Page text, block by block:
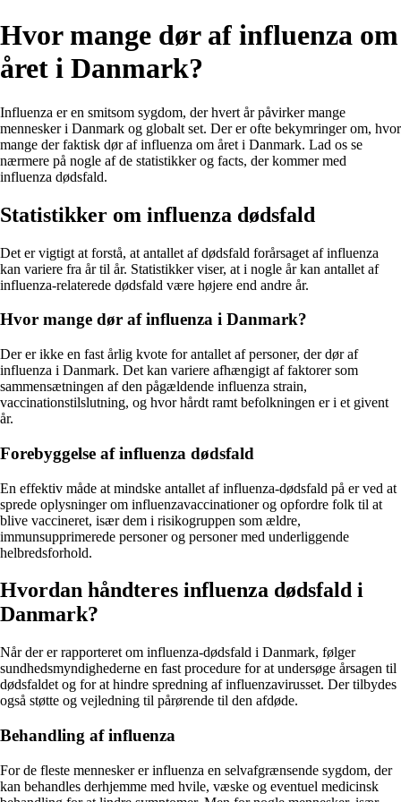
Hvor mange dør af influenza om
året i Danmark?
Influenza er en smitsom sygdom, der hvert år påvirker mange
mennesker i Danmark og globalt set. Der er ofte bekymringer om, hvor
mange der faktisk dør af influenza om året i Danmark. Lad os se
nærmere på nogle af de statistikker og facts, der kommer med
influenza dødsfald.
Statistikker om influenza dødsfald
Det er vigtigt at forstå, at antallet af dødsfald forårsaget af influenza
kan variere fra år til år. Statistikker viser, at i nogle år kan antallet af
influenza-relaterede dødsfald være højere end andre år.
Hvor mange dør af influenza i Danmark?
Der er ikke en fast årlig kvote for antallet af personer, der dør af
influenza i Danmark. Det kan variere afhængigt af faktorer som
sammensætningen af den pågældende influenza strain,
vaccinationstilslutning, og hvor hårdt ramt befolkningen er i et givent
år.
Forebyggelse af influenza dødsfald
En effektiv måde at mindske antallet af influenza-dødsfald på er ved at
sprede oplysninger om influenzavaccinationer og opfordre folk til at
blive vaccineret, især dem i risikogruppen som ældre,
immunsupprimerede personer og personer med underliggende
helbredsforhold.
Hvordan håndteres influenza dødsfald i
Danmark?
Når der er rapporteret om influenza-dødsfald i Danmark, følger
sundhedsmyndighederne en fast procedure for at undersøge årsagen til
dødsfaldet og for at hindre spredning af influenzavirusset. Der tilbydes
også støtte og vejledning til pårørende til den afdøde.
Behandling af influenza
For de fleste mennesker er influenza en selvafgrænsende sygdom, der
kan behandles derhjemme med hvile, væske og eventuel medicinsk